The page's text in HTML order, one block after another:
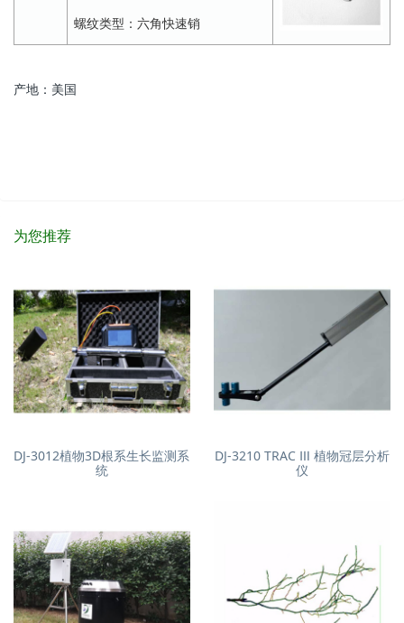
螺纹类型：六角快速销
产地：美国
为您推荐
DJ-3012植物3D根系生长监测系
统
DJ-3210 TRAC Ⅲ 植物冠层分析
仪